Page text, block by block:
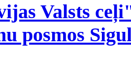
Valsts
posmos